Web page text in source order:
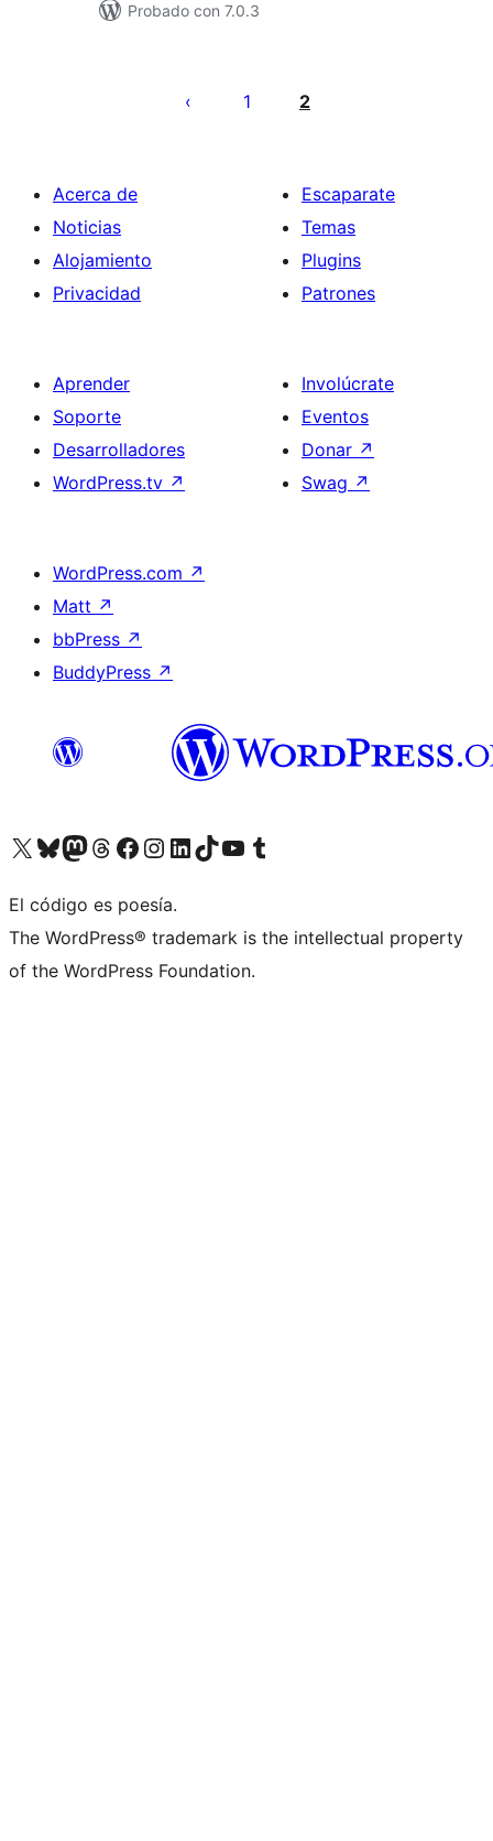
Probado con 7.0.3
1 2
Acerca de
Noticias
Alojamiento
Privacidad
Escaparate
Temas
Plugins
Patrones
Aprender
Soporte
Desarrolladores
WordPress.tv ↗
Involúcrate
Eventos
Donar ↗
Swag ↗
WordPress.com ↗
Matt ↗
bbPress ↗
BuddyPress ↗
Visita nuestra cuenta de X (anteriormente Twitter)
Visita nuestra cuenta de Bluesky
Visita nuestra cuenta de Mastodon
Visita nuestra cuenta de Threads
Visita nuestra página de Facebook
Visita nuestra cuenta de Instagram
Visita nuestra cuenta de LinkedIn
Visita nuestra cuenta de TikTok
Visita nuestro canal de YouTube
Visita nuestra cuenta de Tumblr
El código es poesía.
The WordPress® trademark is the intellectual property
of the WordPress Foundation.